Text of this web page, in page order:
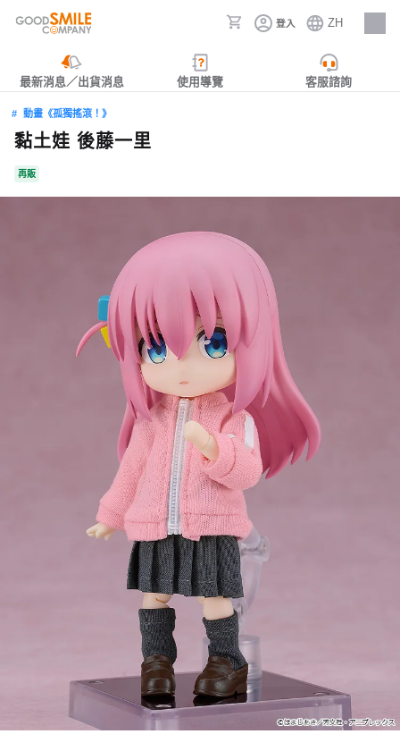
登入 ZH
人才招募
最新消息／出貨消息 使用導覽 客服諮詢
動畫《孤獨搖滾！》
黏土娃 後藤一里
再販